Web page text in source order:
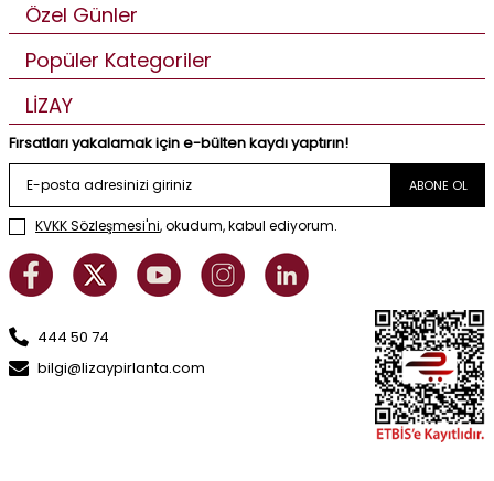
Özel Günler
Popüler Kategoriler
LİZAY
Fırsatları yakalamak için e-bülten kaydı yaptırın!
ABONE OL
KVKK Sözleşmesi'ni, okudum, kabul ediyorum.
444 50 74
bilgi@lizaypirlanta.com